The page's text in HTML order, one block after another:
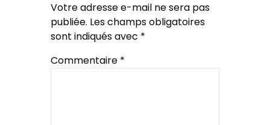
Votre adresse e-mail ne sera pas
publiée. Les champs obligatoires
sont indiqués avec *
Commentaire *